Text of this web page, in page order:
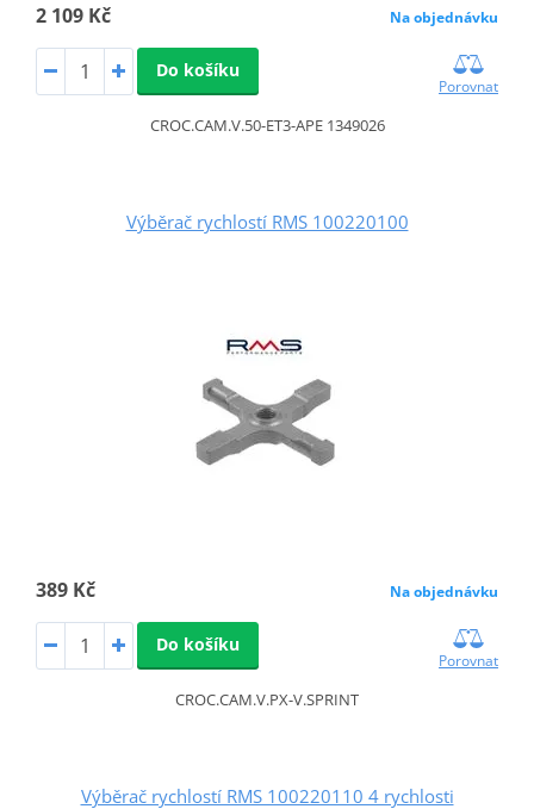
2 109 Kč Na objednávku
Do košíku
Porovnat
CROC.CAM.V.50-ET3-APE 1349026
Výběrač rychlostí RMS 100220100
389 Kč Na objednávku
Do košíku
Porovnat
CROC.CAM.V.PX-V.SPRINT
Výběrač rychlostí RMS 100220110 4 rychlosti